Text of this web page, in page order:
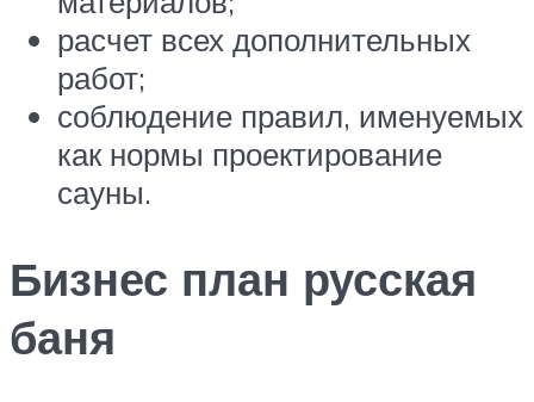
расчет всех дополнительных
работ;
соблюдение правил, именуемых
как нормы проектирование
сауны.
Бизнес план русская
баня